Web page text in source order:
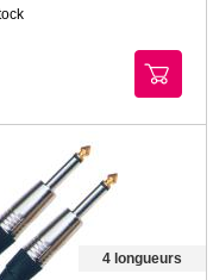
4 longueurs